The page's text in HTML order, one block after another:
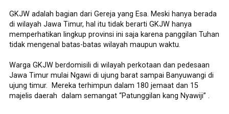
GKJW adalah bagian dari Gereja yang Esa. Meski hanya berada
di wilayah Jawa Timur, hal itu tidak berarti GKJW hanya
memperhatikan lingkup provinsi ini saja karena panggilan Tuhan
tidak mengenal batas-batas wilayah maupun waktu.
Warga GKJW berdomisili di wilayah perkotaan dan pedesaan
Jawa Timur mulai Ngawi di ujung barat sampai Banyuwangi di
ujung timur. Mereka terhimpun dalam 180 jemaat dan 15
majelis daerah dalam semangat “Patunggilan kang Nyawiji” .